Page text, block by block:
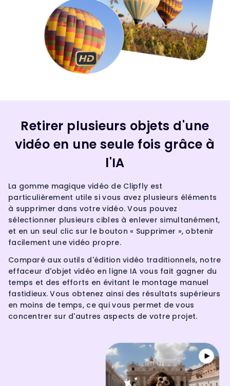
Retirer plusieurs objets d'une
vidéo en une seule fois grâce à
l'IA
La gomme magique vidéo de Clipfly est
particulièrement utile si vous avez plusieurs éléments
à supprimer dans votre vidéo. Vous pouvez
sélectionner plusieurs cibles à enlever simultanément,
et en un seul clic sur le bouton « Supprimer », obtenir
facilement une vidéo propre.
Comparé aux outils d'édition vidéo traditionnels, notre
effaceur d'objet vidéo en ligne IA vous fait gagner du
temps et des efforts en évitant le montage manuel
fastidieux. Vous obtenez ainsi des résultats supérieurs
en moins de temps, ce qui vous permet de vous
concentrer sur d'autres aspects de votre projet.